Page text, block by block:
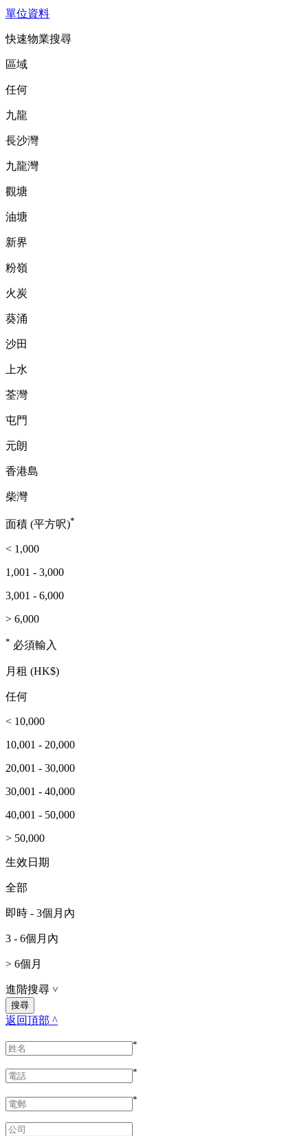
單位資料
快速物業搜尋
區域
任何
九龍
長沙灣
九龍灣
觀塘
油塘
新界
粉嶺
火炭
葵涌
沙田
上水
荃灣
屯門
元朗
香港島
柴灣
面積 (平方呎)*
< 1,000
1,001 - 3,000
3,001 - 6,000
> 6,000
* 必須輸入
月租 (HK$)
任何
< 10,000
10,001 - 20,000
20,001 - 30,000
30,001 - 40,000
40,001 - 50,000
> 50,000
生效日期
全部
即時 - 3個月內
3 - 6個月內
> 6個月
進階搜尋 ˅
返回頂部 ^
*
*
*